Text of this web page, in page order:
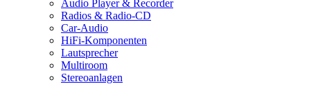
Audio Player & Recorder
Radios & Radio-CD
Car-Audio
HiFi-Komponenten
Lautsprecher
Multiroom
Stereoanlagen